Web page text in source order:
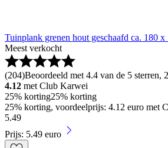
Tuinplank grenen hout geschaafd ca. 180
Meest verkocht
(204)Beoordeeld met 4.4 van de 5 sterren,
4.12 met Club Karwei
25% korting25% korting
25% korting, voordeelprijs: 4.12 euro met
5.49
Prijs: 5.49 euro